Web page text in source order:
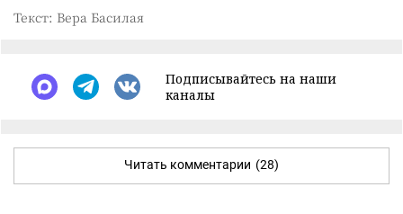
Текст: Вера Басилая
Подписывайтесь на наши
каналы
Читать комментарии (28)